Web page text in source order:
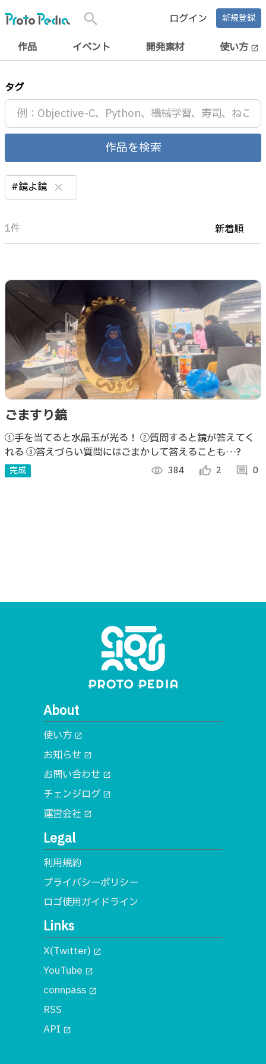
search ログイン 新規登録
作品 イベント 開発素材 使い方 open_in_new
タグ
作品を検索
#鏡よ鏡 clear
1件 新着順
ごますり鏡
①手を当てると水晶玉が光る！ ②質問すると鏡が答えてく
れる ③答えづらい質問にはごまかして答えることも…?
完成 visibility 384 thumb_up_alt 2 comment 0
About
使い方 open_in_new
お知らせ open_in_new
お問い合わせ open_in_new
チェンジログ open_in_new
運営会社 open_in_new
Legal
利用規約
プライバシーポリシー
ロゴ使用ガイドライン
Links
X(Twitter) open_in_new
YouTube open_in_new
connpass open_in_new
RSS
API open_in_new